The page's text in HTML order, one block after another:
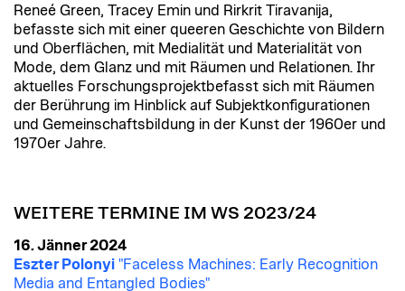
Reneé Green, Tracey Emin und Rirkrit Tiravanija,
befasste sich mit einer queeren Geschichte von Bildern
und Oberflächen, mit Medialität und Materialität von
Mode, dem Glanz und mit Räumen und Relationen. Ihr
aktuelles Forschungsprojektbefasst sich mit Räumen
der Berührung im Hinblick auf Subjektkonfigurationen
und Gemeinschaftsbildung in der Kunst der 1960er und
1970er Jahre.
WEITERE TERMINE IM WS 2023/24
16. Jänner 2024
Eszter Polonyi "Faceless Machines: Early Recognition
Media and Entangled Bodies"